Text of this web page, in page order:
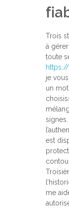
Trois
à
toute
je
un
est
me